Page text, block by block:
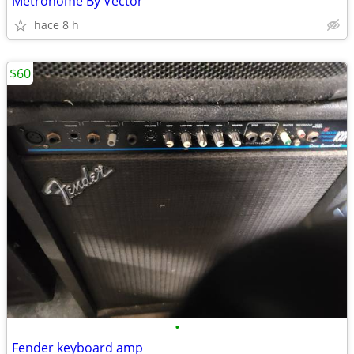
hace 8 h
•
Fender keyboard amp
$60